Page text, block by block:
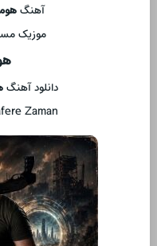
آهنگ
موزیک
دانلود آهنگ
Zaman